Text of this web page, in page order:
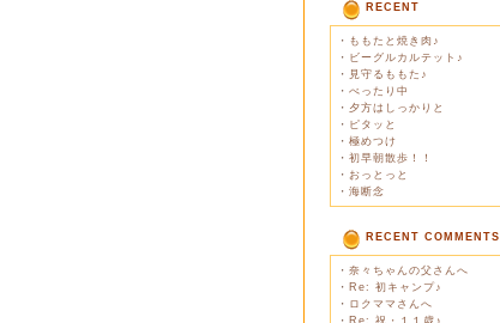
RECENT
・ ももたと焼き肉♪
・ ビーグルカルテット♪
・ 見守るももた♪
・ べったり中
・ 夕方はしっかりと
・ ピタッと
・ 極めつけ
・ 初早朝散歩！！
・ おっとっと
・ 海断念
RECENT COMMENTS
・ 奈々ちゃんの父さんへ
・ Re: 初キャンプ♪
・ ロクママさんへ
・ Re: 祝・１１歳♪